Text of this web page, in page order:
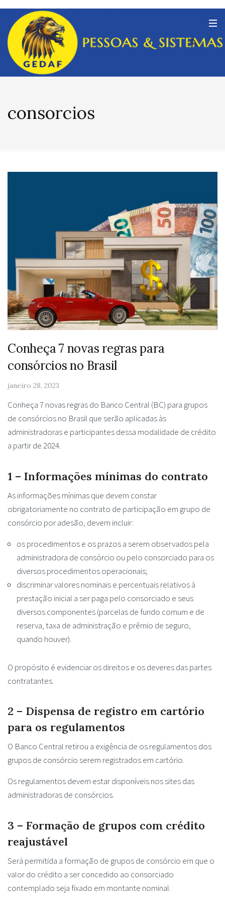
consorcios
Conheça 7 novas regras para
consórcios no Brasil
janeiro 28, 2023
Conheça 7 novas regras do Banco Central (BC) para grupos
de consórcios no Brasil que serão aplicadas às
administradoras e participantes dessa modalidade de crédito
a partir de 2024.
1 – Informações mínimas do contrato
As informações mínimas que devem constar
obrigatoriamente no contrato de participação em grupo de
consórcio por adesão, devem incluir:
os procedimentos e os prazos a serem observados pela
administradora de consórcio ou pelo consorciado para os
diversos procedimentos operacionais;
discriminar valores nominais e percentuais relativos à
prestação inicial a ser paga pelo consorciado e seus
diversos componentes (parcelas de fundo comum e de
reserva, taxa de administração e prêmio de seguro,
quando houver).
O propósito é evidenciar os direitos e os deveres das partes
contratantes.
2 – Dispensa de registro em cartório
para os regulamentos
O Banco Central retirou a exigência de os regulamentos dos
grupos de consórcio serem registrados em cartório.
Os regulamentos devem estar disponíveis nos sites das
administradoras de consórcios.
3 – Formação de grupos com crédito
reajustável
Será permitida a formação de grupos de consórcio em que o
valor do crédito a ser concedido ao consorciado
contemplado seja fixado em montante nominal.